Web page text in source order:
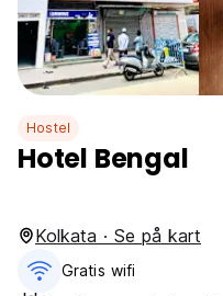
Hostel
Hotel Bengal
Kolkata · Se på kart
Gratis wifi‎